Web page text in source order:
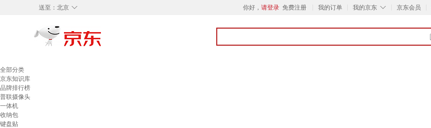
◇
送至： 北京 你好， 请登录 免费注册 我的订单 ◇
我的京东 京东会员
全部分类
京东知识库
品牌排行榜
普联摄像头
一体机
收纳包
键盘贴